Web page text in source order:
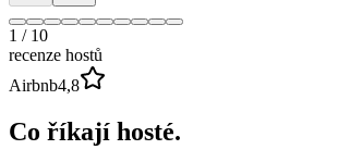
1 / 10
recenze hostů
Airbnb4,8
Co říkají hosté.